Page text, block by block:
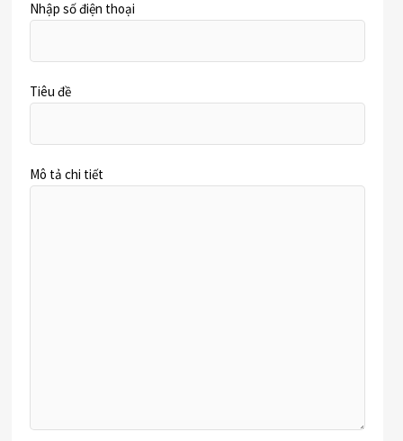
Nhập số điện thoại
Tiêu đề
Mô tả chi tiết